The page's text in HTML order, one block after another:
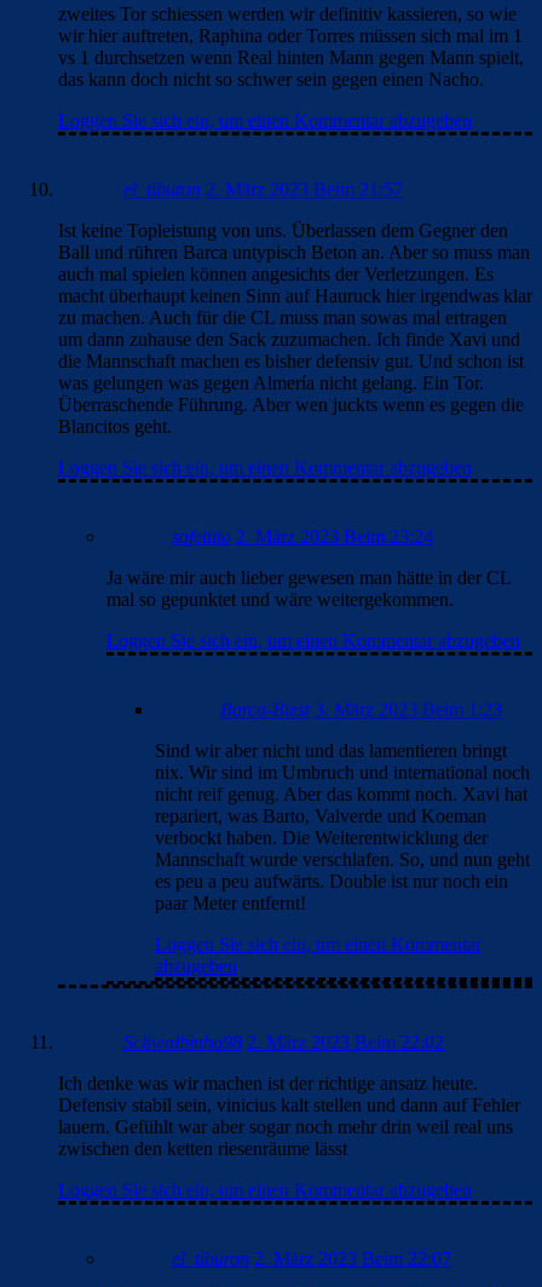
zweites Tor schiessen werden wir definitiv kassieren, so wie
wir hier auftreten, Raphina oder Torres müssen sich mal im 1
vs 1 durchsetzen wenn Real hinten Mann gegen Mann spielt,
das kann doch nicht so schwer sein gegen einen Nacho.
Loggen Sie sich ein, um einen Kommentar abzugeben
el_tiburon 2. März 2023 Beim 21:57
Ist keine Topleistung von uns. Überlassen dem Gegner den
Ball und rühren Barca untypisch Beton an. Aber so muss man
auch mal spielen können angesichts der Verletzungen. Es
macht überhaupt keinen Sinn auf Hauruck hier irgendwas klar
zu machen. Auch für die CL muss man sowas mal ertragen
um dann zuhause den Sack zuzumachen. Ich finde Xavi und
die Mannschaft machen es bisher defensiv gut. Und schon ist
was gelungen was gegen Almería nicht gelang. Ein Tor.
Überraschende Führung. Aber wen juckts wenn es gegen die
Blancitos geht.
Loggen Sie sich ein, um einen Kommentar abzugeben
safettito 2. März 2023 Beim 23:24
Ja wäre mir auch lieber gewesen man hätte in der CL
mal so gepunktet und wäre weitergekommen.
Loggen Sie sich ein, um einen Kommentar abzugeben
Barca-Biest 3. März 2023 Beim 1:23
Sind wir aber nicht und das lamentieren bringt
nix. Wir sind im Umbruch und international noch
nicht reif genug. Aber das kommt noch. Xavi hat
repariert, was Barto, Valverde und Koeman
verbockt haben. Die Weiterentwicklung der
Mannschaft wurde verschlafen. So, und nun geht
es peu a peu aufwärts. Double ist nur noch ein
paar Meter entfernt!
Loggen Sie sich ein, um einen Kommentar
abzugeben
Schwalbinho98 2. März 2023 Beim 22:02
Ich denke was wir machen ist der richtige ansatz heute.
Defensiv stabil sein, vinicius kalt stellen und dann auf Fehler
lauern. Gefühlt war aber sogar noch mehr drin weil real uns
zwischen den ketten riesenräume lässt
Loggen Sie sich ein, um einen Kommentar abzugeben
el_tiburon 2. März 2023 Beim 22:07